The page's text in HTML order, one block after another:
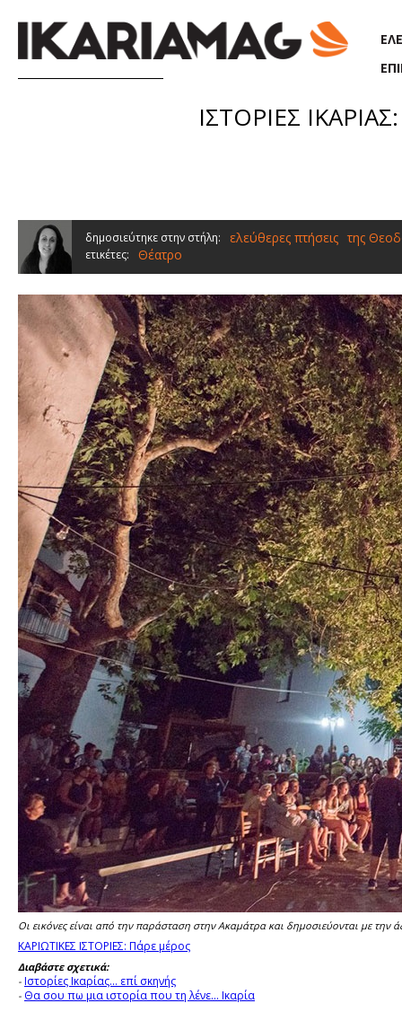
ΙΣΤΟΡΙΕΣ
δημοσιεύτηκε στην στήλη: ελεύθερες πτήσεις της
ετικέτες: Θέατρο
Οι εικόνες είναι από την παράσταση στην Ακαμάτρα και δημοσιεύονται με την
ΚΑΡΙΩΤΙΚΕΣ ΙΣΤΟΡΙΕΣ: Πάρε μέρος
Διαβάστε σχετικά:
- Ιστορίες Ικαρίας... επί σκηνής
- Θα σου πω μια ιστορία που τη λένε... Ικαρία